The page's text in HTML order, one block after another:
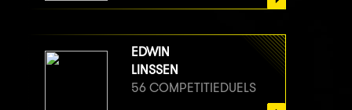
EDWIN
LINSSEN
56 COMPETITIEDUELS